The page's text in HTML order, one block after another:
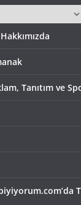
Tanıtım ve